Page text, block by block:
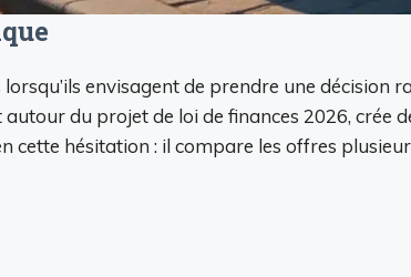
envisagent de prendre une décision
du projet de loi de finances 2026, crée
cette hésitation : il compare les offres